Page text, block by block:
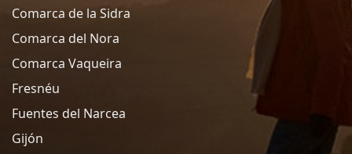
Comarca de la Sidra
Comarca del Nora
Comarca Vaqueira
Fresnéu
Fuentes del Narcea
Gijón